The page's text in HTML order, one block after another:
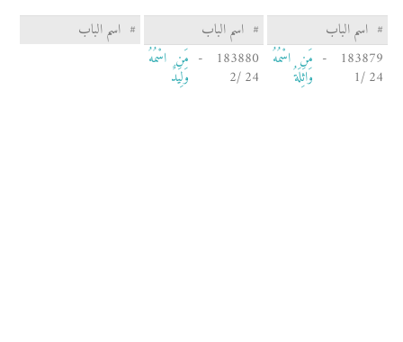
# اسم الباب # اسم الباب # اسم الباب
183879 -
24 /1
مَنِ اسْمُهُ
وَاثِلَةُ
183880 -
24 /2
مَنِ اسْمُهُ
وَلِيدٌ